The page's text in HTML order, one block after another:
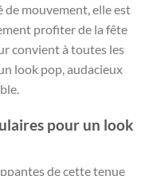
mouvement, elle est
profiter de la fête
convient à toutes les
look pop, audacieux
pour un look
de cette tenue